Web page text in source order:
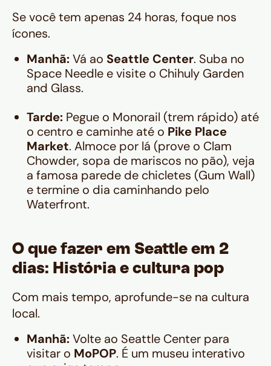
Se você tem apenas 24 horas, foque nos
ícones.
Manhã:Vá ao Seattle Center. Suba no
Space Needle e visite o Chihuly Garden
and Glass.
Tarde: Pegue o Monorail (trem rápido) até
o centro e caminhe até o Pike Place
Market. Almoce por lá (prove o Clam
Chowder, sopa de mariscos no pão), veja
a famosa parede de chicletes (Gum Wall)
e termine o dia caminhando pelo
Waterfront.
O que fazer em Seattle em 2
dias: História e cultura pop
Com mais tempo, aprofunde-se na cultura
local.
Manhã:Volte ao Seattle Center para
visitar o MoPOP. É um museu interativo